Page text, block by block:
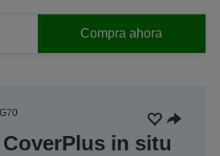
Compra ahora
in situ